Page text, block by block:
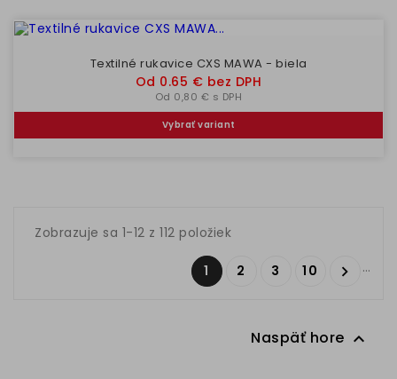
Textilné rukavice CXS MAWA - biela
Cena
Od 0.65 € bez DPH
Od 0,80 € s DPH
Vybrať variant
Zobrazuje sa 1-12 z 112 položiek
1 2 3 …
10 
Naspäť hore 